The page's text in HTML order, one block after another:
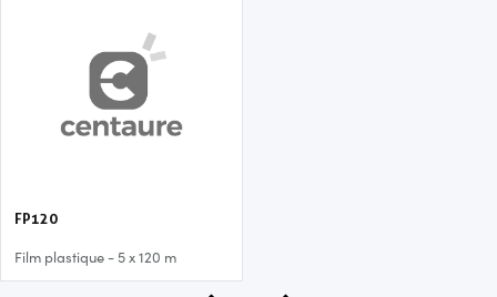
FP120
Film plastique - 5 x 120 m